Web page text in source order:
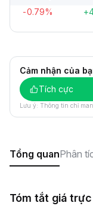
-0.79%
Cảm nhận của
Tích cực
Lưu ý: Thông tin chỉ
Tổng quanPhân
Tóm tắt giá